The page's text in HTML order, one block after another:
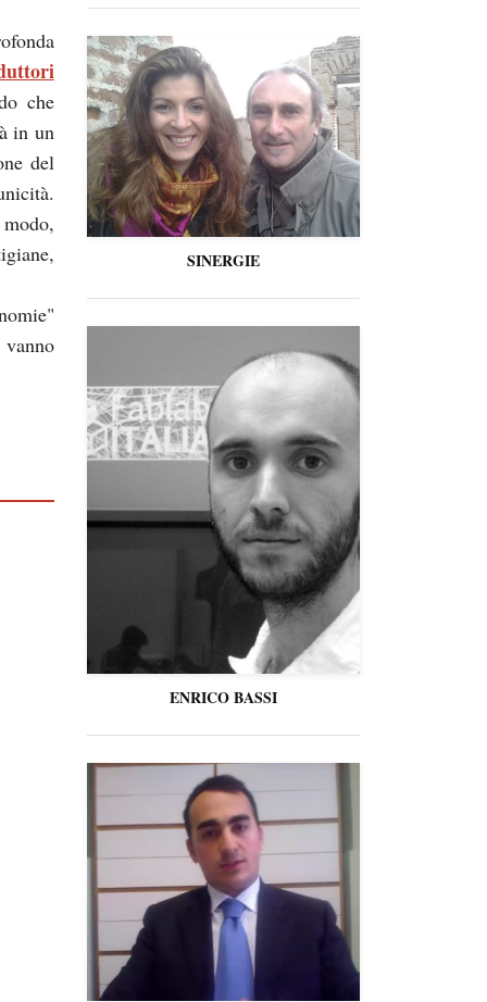
che
in un
del
SINERGIE
ENRICO BASSI